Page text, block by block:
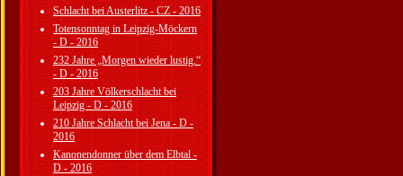
Schlacht bei Austerlitz - CZ - 2016
Totensonntag in Leipzig-Möckern
- D - 2016
232 Jahre „Morgen wieder lustig.“
- D - 2016
203 Jahre Völkerschlacht bei
Leipzig - D - 2016
210 Jahre Schlacht bei Jena - D -
2016
Kanonendonner über dem Elbtal -
D - 2016